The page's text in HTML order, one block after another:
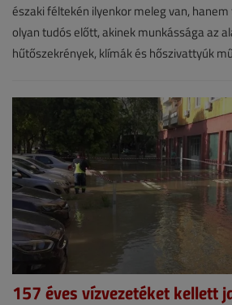
északi féltekén ilyenkor meleg van,
olyan tudós előtt, akinek munkássága az
hűtőszekrények, klímák és hőszivattyúk
157 éves vízvezetéket kellett